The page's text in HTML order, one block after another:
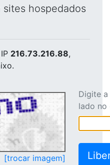
hospedados
216.73.216.88,
[trocar imagem]
Digite
lado no